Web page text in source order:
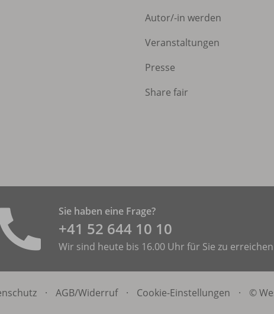
Autor/-in werden
Veranstaltungen
Presse
Share fair
Sie haben eine Frage?
+41 52 644 10 10
Wir sind heute bis 16.00 Uhr für Sie zu
· AGB/Widerruf · Cookie-Einstellungen · ©